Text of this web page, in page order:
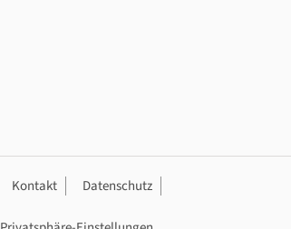
Kontakt Datenschutz